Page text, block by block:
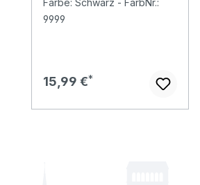
9999
Regulärer Preis:
15,99 €